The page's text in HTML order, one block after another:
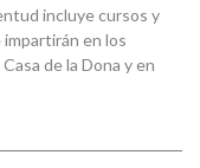
incluye cursos y
en los
de la Dona y en